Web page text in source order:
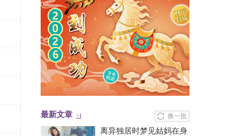
换一批
最新文章
离异独居时梦见姑妈在身